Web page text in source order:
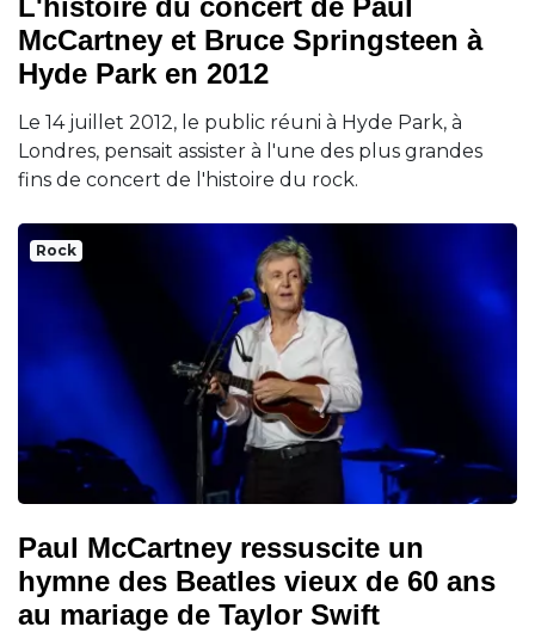
L'histoire du concert de Paul
McCartney et Bruce Springsteen à
Hyde Park en 2012
Le 14 juillet 2012, le public réuni à Hyde Park, à
Londres, pensait assister à l'une des plus grandes
fins de concert de l'histoire du rock.
Rock
Paul McCartney ressuscite un
hymne des Beatles vieux de 60 ans
au mariage de Taylor Swift